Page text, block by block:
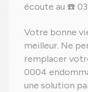
écoute au ☎️
Votre bonne
meilleur. Ne
remplacer
0004
une solution